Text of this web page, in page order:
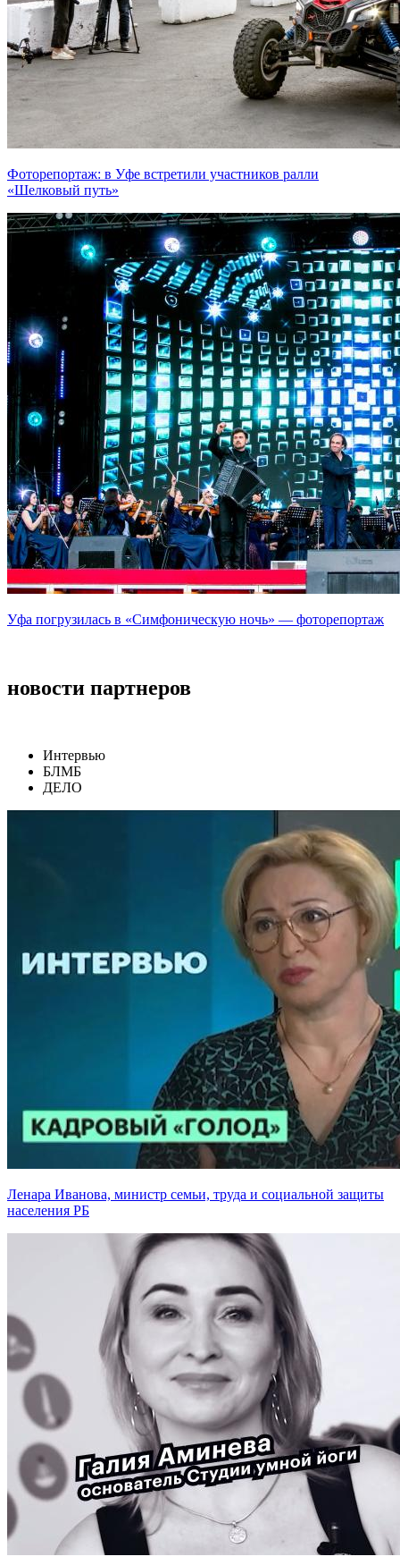
Фоторепортаж: в Уфе встретили участников ралли
«Шелковый путь»
Уфа погрузилась в «Симфоническую ночь» — фоторепортаж
новости партнеров
Интервью
БЛМБ
ДЕЛО
Ленара Иванова, министр семьи, труда и социальной защиты
населения РБ